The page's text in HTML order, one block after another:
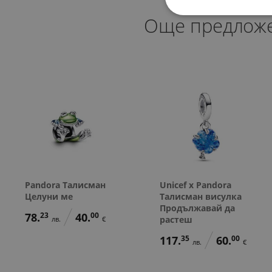
Още
Pandora Талисман
Целуни ме
78.23 лв. 40.00 €
Unicef x Pandora
Талисман висулка
Продължавай да
растеш
117.35 лв. 60.00 €